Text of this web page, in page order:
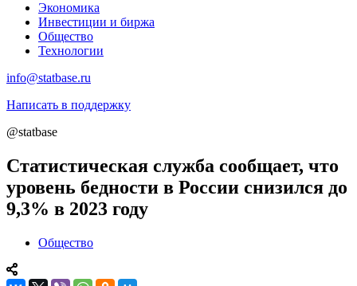
Экономика
Инвестиции и биржа
Общество
Технологии
info@statbase.ru
Написать в поддержку
@statbase
Статистическая служба сообщает, что
уровень бедности в России снизился до
9,3% в 2023 году
Общество